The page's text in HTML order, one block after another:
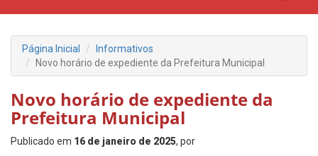
Página Inicial
Informativos
Novo horário de expediente da Prefeitura Municipal
Novo horário de expediente da
Prefeitura Municipal
Publicado em 16 de janeiro de 2025, por